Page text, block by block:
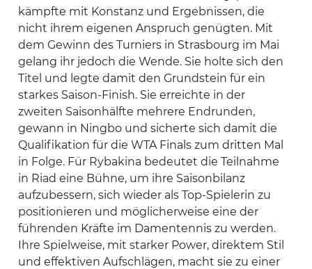
kämpfte mit Konstanz und Ergebnissen, die
nicht ihrem eigenen Anspruch genügten. Mit
dem Gewinn des Turniers in Strasbourg im Mai
gelang ihr jedoch die Wende. Sie holte sich den
Titel und legte damit den Grundstein für ein
starkes Saison-Finish. Sie erreichte in der
zweiten Saisonhälfte mehrere Endrunden,
gewann in Ningbo und sicherte sich damit die
Qualifikation für die WTA Finals zum dritten Mal
in Folge. Für Rybakina bedeutet die Teilnahme
in Riad eine Bühne, um ihre Saisonbilanz
aufzubessern, sich wieder als Top-Spielerin zu
positionieren und möglicherweise eine der
führenden Kräfte im Damen­tennis zu werden.
Ihre Spielweise, mit starker Power, direktem Stil
und effektiven Aufschlägen, macht sie zu einer